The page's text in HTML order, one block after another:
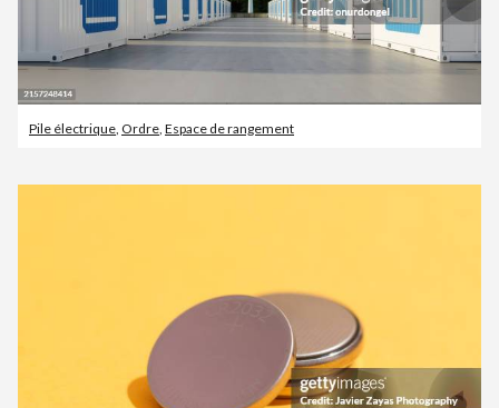
Pile électrique, Ordre, Espace de rangement